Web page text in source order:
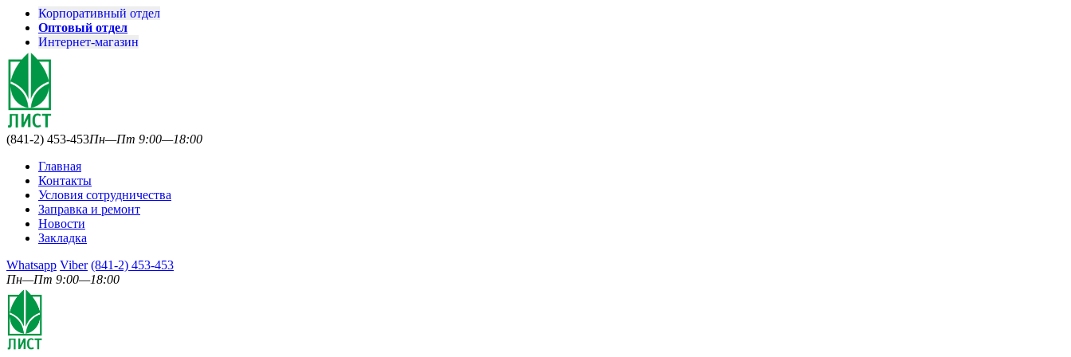
Корпоративный отдел
Оптовый отдел
Интернет-магазин
(841-2) 453-453Пн—Пт 9:00—18:00
Главная
Контакты
Условия сотрудничества
Заправка и ремонт
Новости
Закладка
Whatsapp Viber (841-2) 453-453
Пн—Пт 9:00—18:00